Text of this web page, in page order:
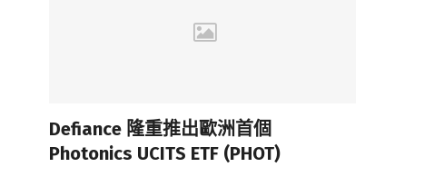
Defiance 隆重推出歐洲首個
Photonics UCITS ETF (PHOT)